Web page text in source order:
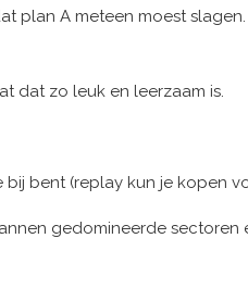
plan A meteen moest
dat zo leuk en leerzaam is.
bij bent (replay kun je kopen
gedomineerde